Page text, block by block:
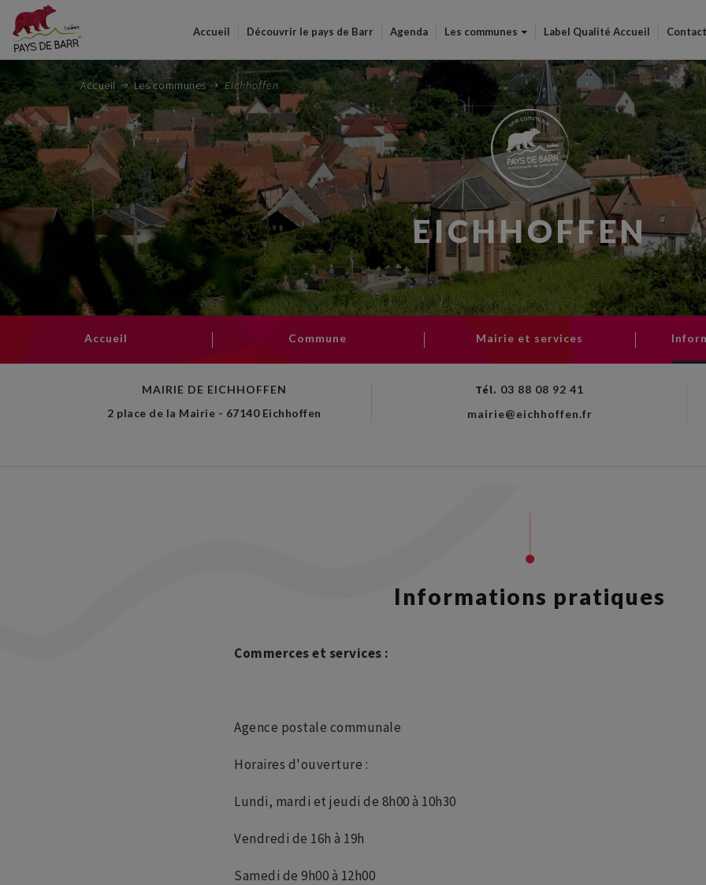
principal
Accueil Découvrir le pays de Barr Agenda Les communes Label Qualité Accueil Contact
Accueil Les communes Eichhoffen
EICHHOFFEN
Accueil Commune Mairie et services
MAIRIE DE EICHHOFFEN
2 place de la Mairie - 67140 Eichhoffen
Tél. 03 88 08 92 41
mairie@eichhoffen.fr
Informations pratiques
Commerces et services :
Agence postale communale
Horaires d'ouverture :
Lundi, mardi et jeudi de 8h00 à 10h30
Vendredi de 16h à 19h
Samedi de 9h00 à 12h00